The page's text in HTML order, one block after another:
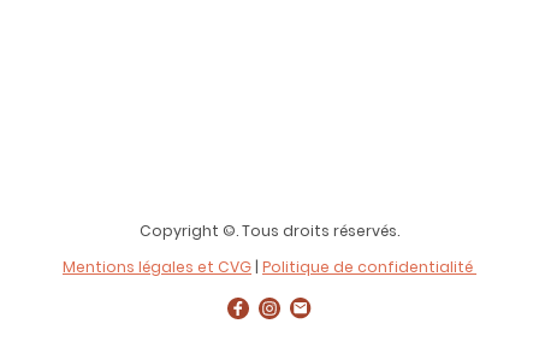
Copyright ©. Tous droits réservés.
Mentions légales et CVG | Politique de confidentialité